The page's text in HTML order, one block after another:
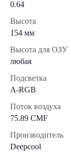
0.64
Высота
154 мм
Высота для ОЗУ
любая
Подсветка
A-RGB
Поток воздуха
75.89 CMF
Производитель
Deepcool